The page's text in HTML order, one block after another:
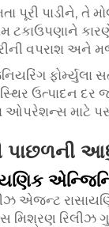
પૂરી
ટકાઉપણાને
વપરાશ અને
ફોર્મ્યુલા
સ્થિર ઉત્પાદન
માટે
પાછળની
એજન્ટ
મિશ્રણ રિલીઝ